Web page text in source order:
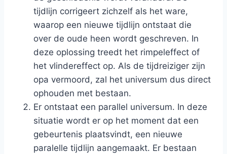
tijdlijn corrigeert zichzelf als het ware,
waarop een nieuwe tijdlijn ontstaat die
over de oude heen wordt geschreven. In
deze oplossing treedt het rimpeleffect of
het vlindereffect op. Als de tijdreiziger zijn
opa vermoord, zal het universum dus direct
ophouden met bestaan.
Er ontstaat een parallel universum. In deze
situatie wordt er op het moment dat een
gebeurtenis plaatsvindt, een nieuwe
paralelle tijdlijn aangemaakt. Er bestaan